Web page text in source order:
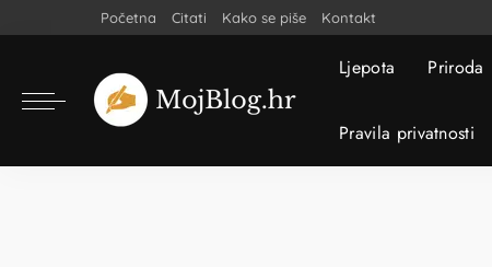
Početna Citati Kako se piše Kontakt
Ljepota Priroda
Pravila privatnosti